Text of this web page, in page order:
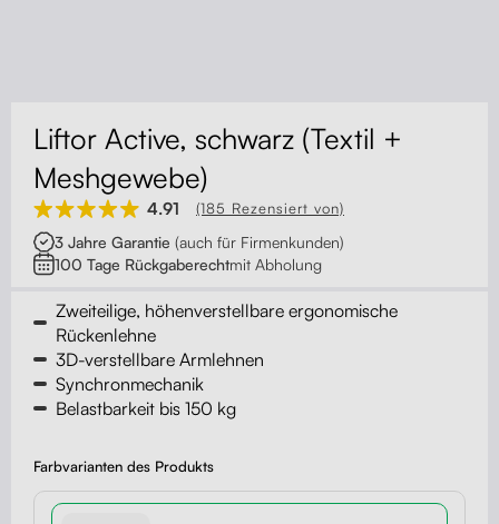
Monitorständer
Tischtrennwände
Rückenlehnen
Liftor Active, schwarz (Textil +
Meshgewebe)
4.91 (185 Rezensiert von)
3 Jahre Garantie (auch für Firmenkunden)
100 Tage Rückgaberechtmit Abholung
Zweiteilige, höhenverstellbare ergonomische
Rückenlehne
3D-verstellbare Armlehnen
Synchronmechanik
Belastbarkeit bis 150 kg
Farbvarianten des Produkts